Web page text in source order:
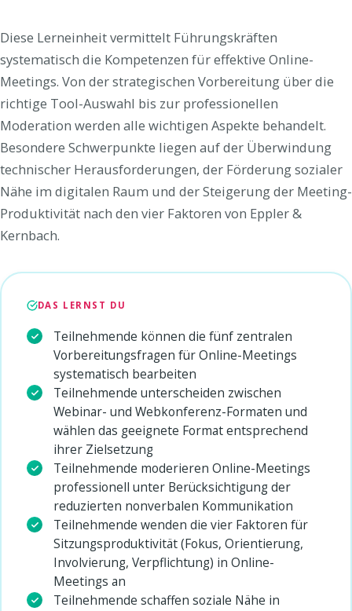
Diese Lerneinheit vermittelt Führungskräften
systematisch die Kompetenzen für effektive Online-
Meetings. Von der strategischen Vorbereitung über die
richtige Tool-Auswahl bis zur professionellen
Moderation werden alle wichtigen Aspekte behandelt.
Besondere Schwerpunkte liegen auf der Überwindung
technischer Herausforderungen, der Förderung sozialer
Nähe im digitalen Raum und der Steigerung der Meeting-
Produktivität nach den vier Faktoren von Eppler &
Kernbach.
DAS LERNST DU
Teilnehmende können die fünf zentralen
Vorbereitungsfragen für Online-Meetings
systematisch bearbeiten
Teilnehmende unterscheiden zwischen
Webinar- und Webkonferenz-Formaten und
wählen das geeignete Format entsprechend
ihrer Zielsetzung
Teilnehmende moderieren Online-Meetings
professionell unter Berücksichtigung der
reduzierten nonverbalen Kommunikation
Teilnehmende wenden die vier Faktoren für
Sitzungsproduktivität (Fokus, Orientierung,
Involvierung, Verpflichtung) in Online-
Meetings an
Teilnehmende schaffen soziale Nähe in